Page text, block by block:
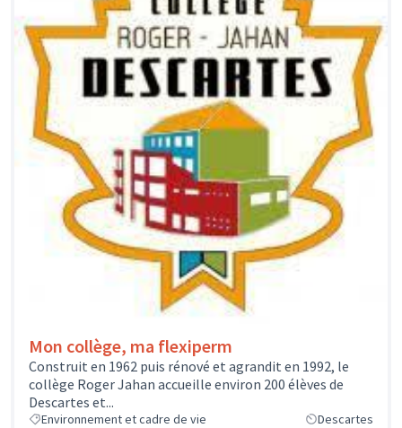
Mon collège, ma flexiperm
Construit en 1962 puis rénové et agrandit en 1992, le
collège Roger Jahan accueille environ 200 élèves de
Descartes et...
Environnement et cadre de vie Descartes